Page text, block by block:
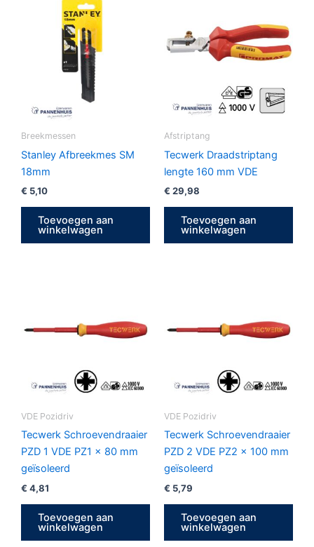
Breekmessen
Stanley Afbreekmes SM
18mm
€ 5,10
Toevoegen aan
winkelwagen
Afstriptang
Tecwerk Draadstriptang
lengte 160 mm VDE
€ 29,98
Toevoegen aan
winkelwagen
VDE Pozidriv
Tecwerk Schroevendraaier
PZD 1 VDE PZ1 x 80 mm
geïsoleerd
€ 4,81
Toevoegen aan
winkelwagen
VDE Pozidriv
Tecwerk Schroevendraaier
PZD 2 VDE PZ2 x 100 mm
geïsoleerd
€ 5,79
Toevoegen aan
winkelwagen